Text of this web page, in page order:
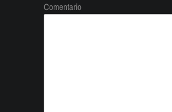
Comentario